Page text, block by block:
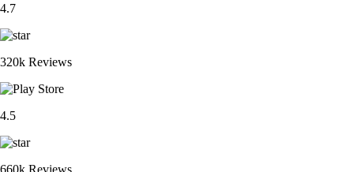
4.7
320k Reviews
4.5
660k Reviews